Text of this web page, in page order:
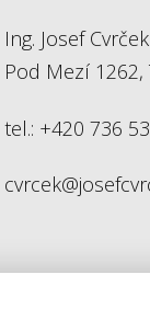
Ing. Josef
Pod Mezí 1262,
tel.: +420 736